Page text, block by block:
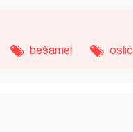
bešamel oslić